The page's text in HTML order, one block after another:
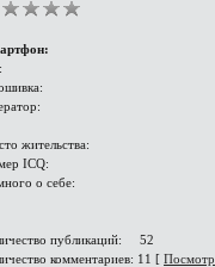
жительства:
ICQ:
о себе:
публикаций: 52
комментариев: 11 [